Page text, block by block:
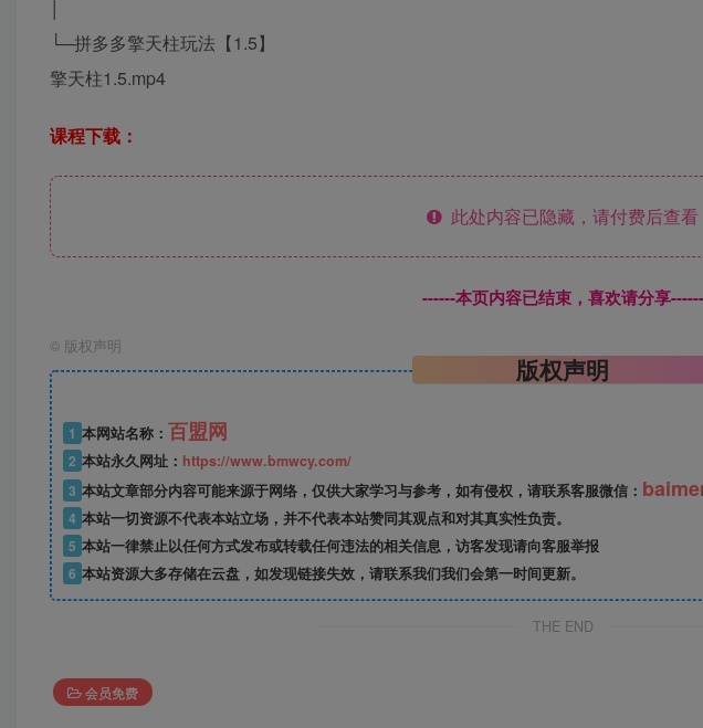
└─拼多多擎天柱玩法【1.5】
擎天柱1.5.mp4
课程下载：
此处内容已隐藏，请付费后查看
------本页内容已结束，喜欢请分享------
© 版权声明
版权声明
1 本网站名称： 百盟网
2 本站永久网址： https://www.bmwcy.com/
3 本站文章部分内容可能来源于网络，仅供大家学习与参考，如有侵权，请联系客服微信：
4 本站一切资源不代表本站立场，并不代表本站赞同其观点和对其真实性负责。
5 本站一律禁止以任何方式发布或转载任何违法的相关信息，访客发现请向客服举报
6 本站资源大多存储在云盘，如发现链接失效，请联系我们我们会第一时间更新。
THE END
会员免费